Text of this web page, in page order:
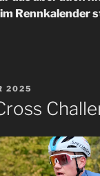
Rennkalender
2025